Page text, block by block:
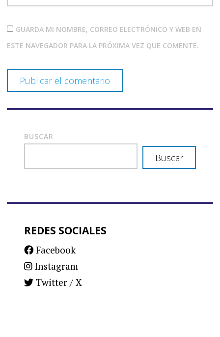
GUARDA MI NOMBRE, CORREO ELECTRÓNICO Y WEB EN
ESTE NAVEGADOR PARA LA PRÓXIMA VEZ QUE COMENTE.
BUSCAR
Buscar
REDES SOCIALES
Facebook
Instagram
Twitter / X